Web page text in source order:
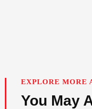
EXPLORE MORE
You May